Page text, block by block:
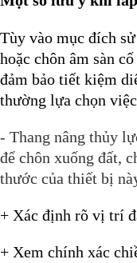
Tùy vào mục đích
hoặc chôn âm sàn
đảm bảo tiết kiệm
thường lựa chọn
- Thang nâng thủy
để chôn xuống đất,
thước của thiết bị
+ Xác định rõ vị trí
+ Xem chính xác